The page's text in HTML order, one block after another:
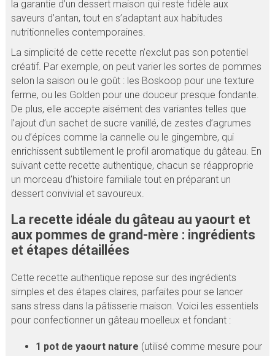
la garantie d’un dessert maison qui reste fidèle aux
saveurs d’antan, tout en s’adaptant aux habitudes
nutritionnelles contemporaines.
La simplicité de cette recette n’exclut pas son potentiel
créatif. Par exemple, on peut varier les sortes de pommes
selon la saison ou le goût : les Boskoop pour une texture
ferme, ou les Golden pour une douceur presque fondante.
De plus, elle accepte aisément des variantes telles que
l’ajout d’un sachet de sucre vanillé, de zestes d’agrumes
ou d’épices comme la cannelle ou le gingembre, qui
enrichissent subtilement le profil aromatique du gâteau. En
suivant cette recette authentique, chacun se réapproprie
un morceau d’histoire familiale tout en préparant un
dessert convivial et savoureux.
La recette idéale du gâteau au yaourt et
aux pommes de grand-mère : ingrédients
et étapes détaillées
Cette recette authentique repose sur des ingrédients
simples et des étapes claires, parfaites pour se lancer
sans stress dans la pâtisserie maison. Voici les essentiels
pour confectionner un gâteau moelleux et fondant :
1 pot de yaourt nature (utilisé comme mesure pour